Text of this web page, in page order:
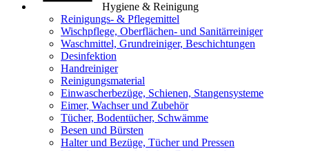
Hygiene & Reinigung
Reinigungs- & Pflegemittel
Wischpflege, Oberflächen- und Sanitärreiniger
Waschmittel, Grundreiniger, Beschichtungen
Desinfektion
Handreiniger
Reinigungsmaterial
Einwascherbezüge, Schienen, Stangensysteme
Eimer, Wachser und Zubehör
Tücher, Bodentücher, Schwämme
Besen und Bürsten
Halter und Bezüge, Tücher und Pressen